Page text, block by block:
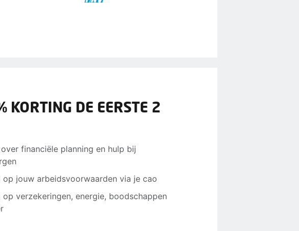
DE EERSTE 2
financiële planning en hulp bij
op jouw arbeidsvoorwaarden via je cao
op verzekeringen, energie, boodschappen